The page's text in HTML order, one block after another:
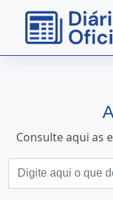
Consulte aqui as